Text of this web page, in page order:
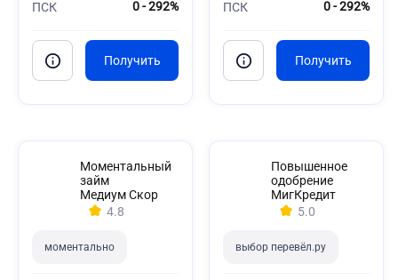
ПСК 0 - 292% ПСК 0 - 292%
Моментальный
займ
Медиум Скор
4.8
моментально
Повышенное
одобрение
МигКредит
5.0
выбор перевёл.ру